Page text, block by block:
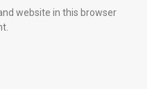
website in this browser